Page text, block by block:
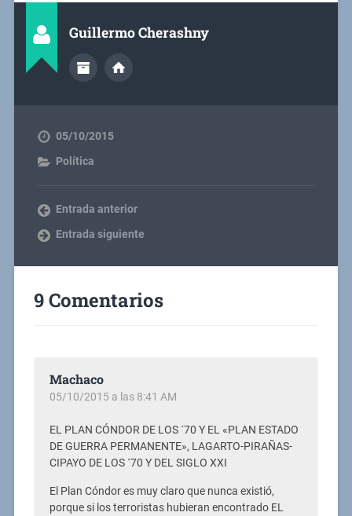
Guillermo Cherashny
05/10/2015
Política
Entrada anterior
Entrada siguiente
9 Comentarios
Machaco
05/10/2015 a las 8:41 AM
EL PLAN CÓNDOR DE LOS ´70 Y EL «PLAN ESTADO
DE GUERRA PERMANENTE», LAGARTO-PIRAÑAS-
CIPAYO DE LOS ´70 Y DEL SIGLO XXI
El Plan Cóndor es muy claro que nunca existió,
porque si los terroristas hubieran encontrado EL